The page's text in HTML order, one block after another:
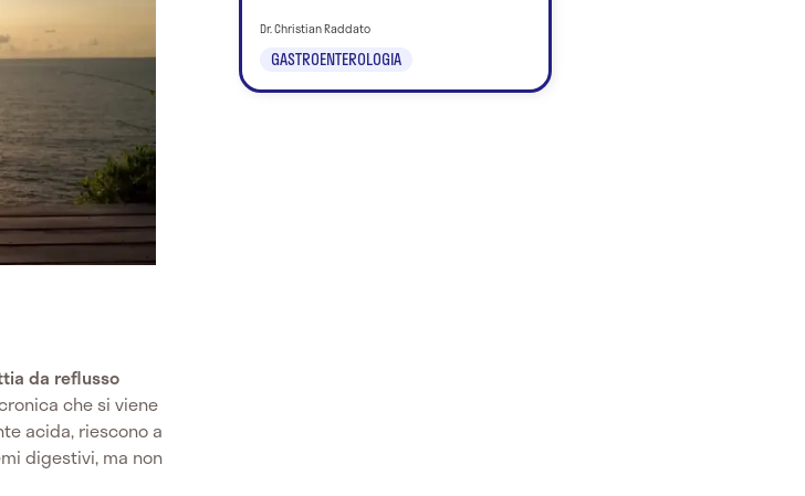
da reflusso
che si viene
acida, riescono a
digestivi, ma non
GASTROENTEROLOGIA
Dr. Christian Raddato